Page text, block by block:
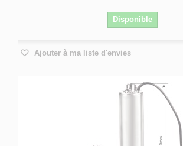
Disponible
Ajouter à ma liste d'envies